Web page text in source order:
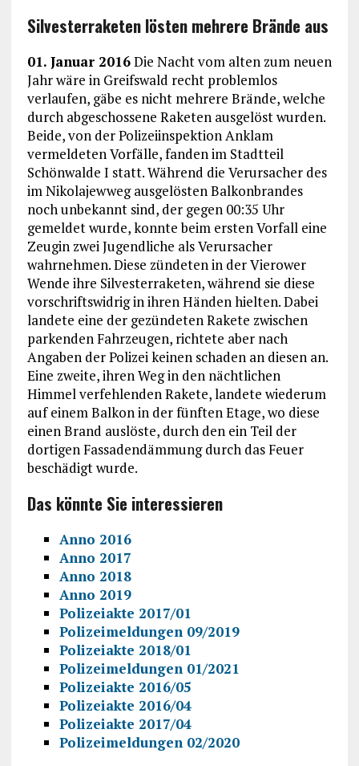
Silvesterraketen lösten mehrere Brände aus
01. Januar 2016Die Nacht vom alten zum neuen
Jahr wäre in Greifswald recht problemlos
verlaufen, gäbe es nicht mehrere Brände, welche
durch abgeschossene Raketen ausgelöst wurden.
Beide, von der Polizeiinspektion Anklam
vermeldeten Vorfälle, fanden im Stadtteil
Schönwalde I statt. Während die Verursacher des
im Nikolajewweg ausgelösten Balkonbrandes
noch unbekannt sind, der gegen 00:35 Uhr
gemeldet wurde, konnte beim ersten Vorfall eine
Zeugin zwei Jugendliche als Verursacher
wahrnehmen. Diese zündeten in der Vierower
Wende ihre Silvesterraketen, während sie diese
vorschriftswidrig in ihren Händen hielten. Dabei
landete eine der gezündeten Rakete zwischen
parkenden Fahrzeugen, richtete aber nach
Angaben der Polizei keinen schaden an diesen an.
Eine zweite, ihren Weg in den nächtlichen
Himmel verfehlenden Rakete, landete wiederum
auf einem Balkon in der fünften Etage, wo diese
einen Brand auslöste, durch den ein Teil der
dortigen Fassadendämmung durch das Feuer
beschädigt wurde.
Das könnte Sie interessieren
Anno 2016
Anno 2017
Anno 2018
Anno 2019
Polizeiakte 2017/01
Polizeimeldungen 09/2019
Polizeiakte 2018/01
Polizeimeldungen 01/2021
Polizeiakte 2016/05
Polizeiakte 2016/04
Polizeiakte 2017/04
Polizeimeldungen 02/2020